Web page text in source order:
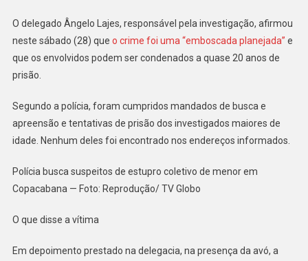
O delegado Ângelo Lajes, responsável pela investigação, afirmou
neste sábado (28) que o crime foi uma “emboscada planejada” e
que os envolvidos podem ser condenados a quase 20 anos de
prisão.
Segundo a polícia, foram cumpridos mandados de busca e
apreensão e tentativas de prisão dos investigados maiores de
idade. Nenhum deles foi encontrado nos endereços informados.
Polícia busca suspeitos de estupro coletivo de menor em
Copacabana — Foto: Reprodução/ TV Globo
O que disse a vítima
Em depoimento prestado na delegacia, na presença da avó, a